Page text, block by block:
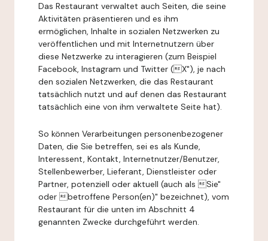
Das Restaurant verwaltet auch Seiten, die seine
Aktivitäten präsentieren und es ihm
ermöglichen, Inhalte in sozialen Netzwerken zu
veröffentlichen und mit Internetnutzern über
diese Netzwerke zu interagieren (zum Beispiel
Facebook, Instagram und Twitter (X"), je nach
den sozialen Netzwerken, die das Restaurant
tatsächlich nutzt und auf denen das Restaurant
tatsächlich eine von ihm verwaltete Seite hat).
So können Verarbeitungen personenbezogener
Daten, die Sie betreffen, sei es als Kunde,
Interessent, Kontakt, Internetnutzer/Benutzer,
Stellenbewerber, Lieferant, Dienstleister oder
Partner, potenziell oder aktuell (auch als Sie"
oder betroffene Person(en)" bezeichnet), vom
Restaurant für die unten im Abschnitt 4
genannten Zwecke durchgeführt werden.